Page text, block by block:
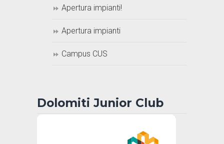
Apertura impianti!
Apertura impianti
Campus CUS
Dolomiti Junior Club